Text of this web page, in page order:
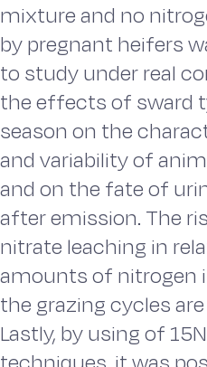
mixture and no
by pregnant heifers
to study under real
the effects of sward
season on the
and variability of
and on the fate of
after emission. The
nitrate leaching in
amounts of nitrogen
the grazing cycles
Lastly, by using of 15N